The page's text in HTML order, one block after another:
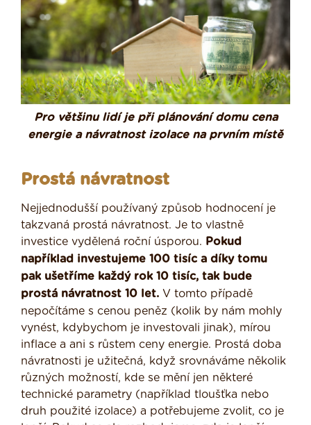
Pro většinu lidí je při plánování domu cena
energie a návratnost izolace na prvním místě
Prostá návratnost
Nejjednodušší používaný způsob hodnocení je
takzvaná prostá návratnost. Je to vlastně
investice vydělená roční úsporou. Pokud
například investujeme 100 tisíc a díky tomu
pak ušetříme každý rok 10 tisíc, tak bude
prostá návratnost 10 let. V tomto případě
nepočítáme s cenou peněz (kolik by nám mohly
vynést, kdybychom je investovali jinak), mírou
inflace a ani s růstem ceny energie. Prostá doba
návratnosti je užitečná, když srovnáváme několik
různých možností, kde se mění jen některé
technické parametry (například tloušťka nebo
druh použité izolace) a potřebujeme zvolit, co je